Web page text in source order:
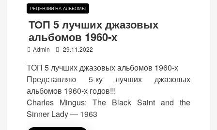
РЕЦЕНЗИИ НА АЛЬБОМЫ
ТОП 5 лучших джазовых
альбомов 1960-х
Admin
s
t
e
d
o
29.11.2022
ТОП 5 лучших джазовых альбомов 1960-х
Представляю 5-ку лучших джазовых
альбомов 1960-х годов!!!
Charles Mingus: The Black Saint and the
Sinner Lady — 1963
Яндекс.Директ:
персонализированная
реклама на основе
ваших интересов.
Рассказывая о своих
поведении при
посещении нашего
сайта, вы повышаете
вероятность
просмотра
персонализированного